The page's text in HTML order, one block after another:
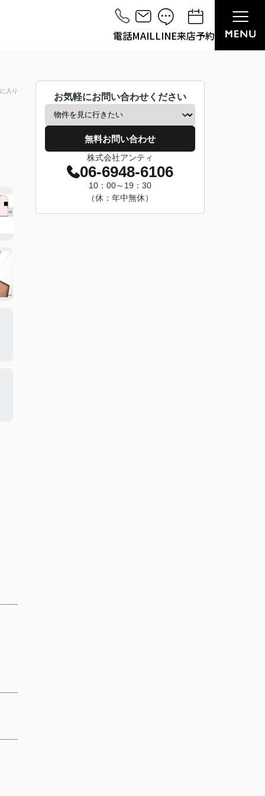
電話MAILLINE来店予約
入り
お気軽にお問い合わせください
無料お問い合わせ
株式会社アンティ
06-6948-6106
10：00～19：30
（休：年中無休）